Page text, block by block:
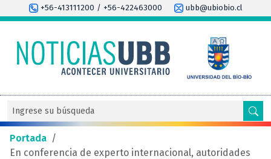
+56-413111200 / +56-422463000 ubb@ubiobio.cl
Portada /
En conferencia de experto internacional, autoridades